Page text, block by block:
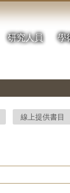
研究人員 學
線上提供書目